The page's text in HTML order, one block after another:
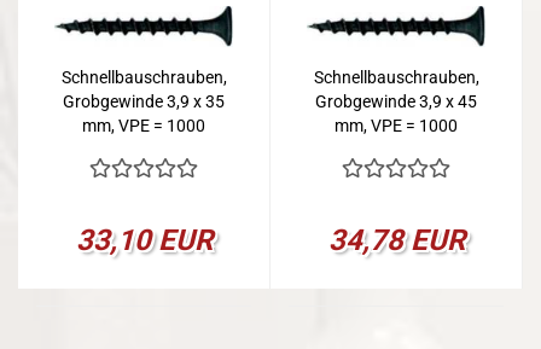
Schnellbauschrauben,
Grobgewinde 3,9 x 35
mm, VPE = 1000
33,10 EUR
Schnellbauschrauben,
Grobgewinde 3,9 x 45
mm, VPE = 1000
34,78 EUR